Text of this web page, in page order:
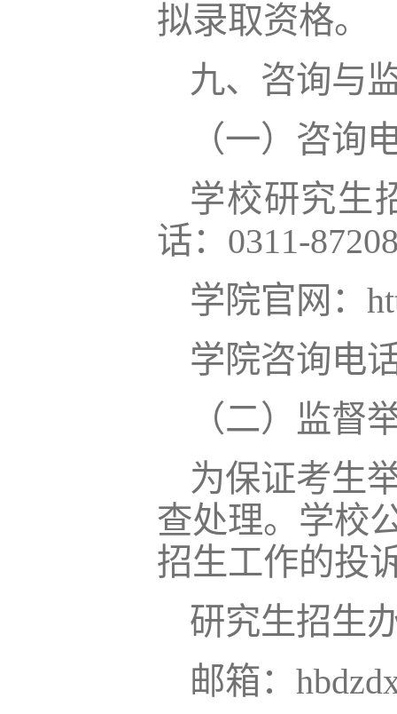
拟录取资格。
九、咨询与
（一）咨询
学校研究生
话：0311-
学院官网：
学院咨询电
（二）监督
为保证考生
查处理。学校
招生工作的投
研究生招生
邮箱：